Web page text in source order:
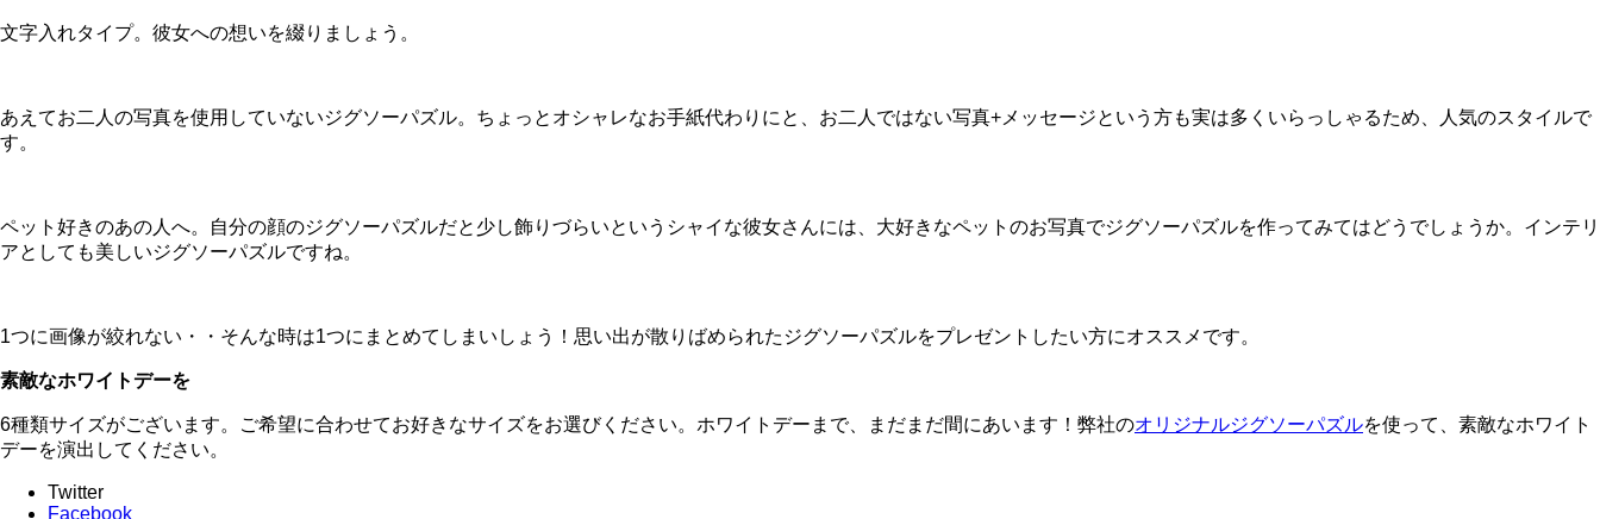
文字入れタイプ。彼女への想いを綴りましょう。
あえてお二人の写真を使用していないジグソーパズル。ちょっとオシャレなお手紙代わりにと、お二人ではない写真+メッセージという方も実は多くいらっしゃるため、人気のスタイルで
す。
ペット好きのあの人へ。自分の顔のジグソーパズルだと少し飾りづらいというシャイな彼女さんには、大好きなペットのお写真でジグソーパズルを作ってみてはどうでしょうか。インテリ
アとしても美しいジグソーパズルですね。
1つに画像が絞れない・・そんな時は1つにまとめてしまいしょう！思い出が散りばめられたジグソーパズルをプレゼントしたい方にオススメです。
素敵なホワイトデーを
6種類サイズがございます。ご希望に合わせてお好きなサイズをお選びください。ホワイトデーまで、まだまだ間にあいます！弊社のオリジナルジグソーパズルを使って、素敵なホワイト
デーを演出してください。
Twitter
Facebook